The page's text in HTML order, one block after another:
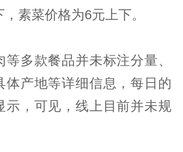
素菜价格为6元上下。
多款餐品并未标注分量、
体产地等详细信息，每日的
示，可见，线上目前并未规